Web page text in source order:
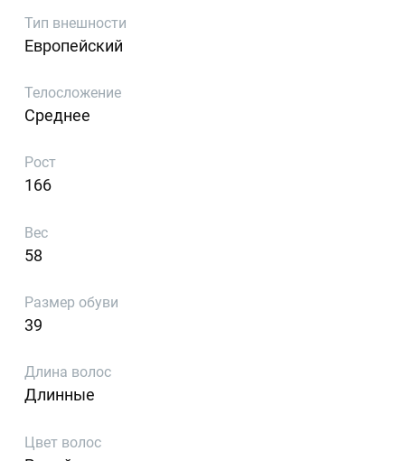
Тип внешности
Европейский
Телосложение
Среднее
Рост
166
Вес
58
Размер обуви
39
Длина волос
Длинные
Цвет волос